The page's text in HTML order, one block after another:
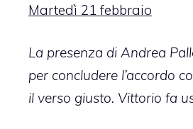
Martedì 21 febbraio
La presenza di Andrea
per concludere l’accordo
il verso giusto. Vittorio fa